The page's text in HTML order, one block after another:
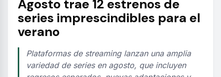
Agosto trae 12 estrenos de
series imprescindibles para el
verano
Plataformas de streaming lanzan una amplia
variedad de series en agosto, que incluyen